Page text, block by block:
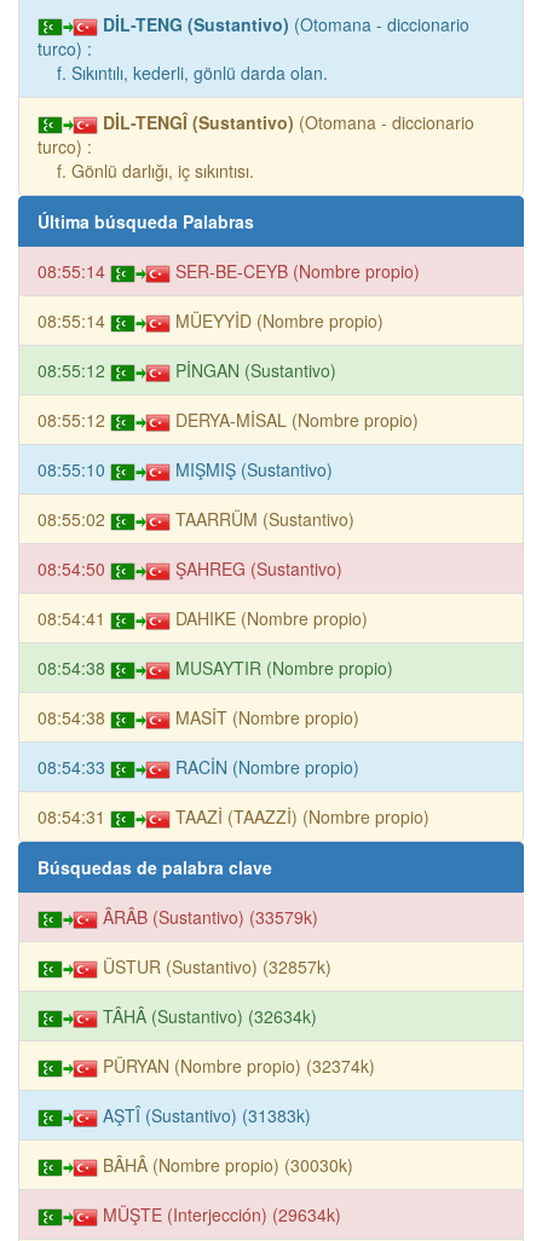
DİL-TENG (Sustantivo) (Otomana - diccionario
turco) :
f. Sıkıntılı, kederli, gönlü darda olan.
DİL-TENGÎ (Sustantivo) (Otomana - diccionario
turco) :
f. Gönlü darlığı, iç sıkıntısı.
Última búsqueda Palabras
08:55:14 SER-BE-CEYB (Nombre propio)
08:55:14 MÜEYYİD (Nombre propio)
08:55:12 PİNGAN (Sustantivo)
08:55:12 DERYA-MİSAL (Nombre propio)
08:55:10 MIŞMIŞ (Sustantivo)
08:55:02 TAARRÜM (Sustantivo)
08:54:50 ŞAHREG (Sustantivo)
08:54:41 DAHIKE (Nombre propio)
08:54:38 MUSAYTIR (Nombre propio)
08:54:38 MASİT (Nombre propio)
08:54:33 RACİN (Nombre propio)
08:54:31 TAAZİ (TAAZZİ) (Nombre propio)
Búsquedas de palabra clave
ÂRÂB (Sustantivo) (33579k)
ÜSTUR (Sustantivo) (32857k)
TÂHÂ (Sustantivo) (32634k)
PÜRYAN (Nombre propio) (32374k)
AŞTÎ (Sustantivo) (31383k)
BÂHÂ (Nombre propio) (30030k)
MÜŞTE (Interjección) (29634k)